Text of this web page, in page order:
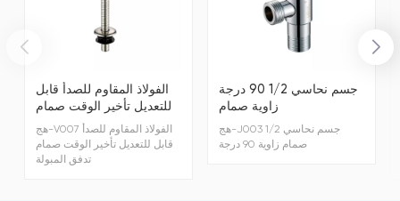
الفولاذ المقاوم للصدأ قابل
للتعديل تأخير الوقت صمام
تدفق المبولة
هج-V007 الفولاذ المقاوم للصدأ
قابل للتعديل تأخير الوقت صمام
تدفق المبولة
جسم نحاسي 1/2 90 درجة
زاوية صمام
هج-J003 جسم نحاسي 1/2
صمام زاوية 90 درجة